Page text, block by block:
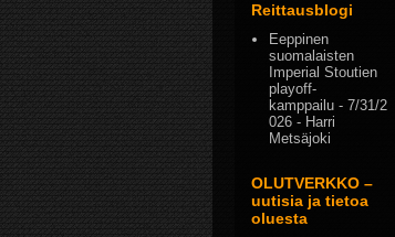
Reittausblogi
Eeppinen
suomalaisten
Imperial Stoutien
playoff-
kamppailu - 7/31/2
026 - Harri
Metsäjoki
OLUTVERKKO –
uutisia ja tietoa
oluesta